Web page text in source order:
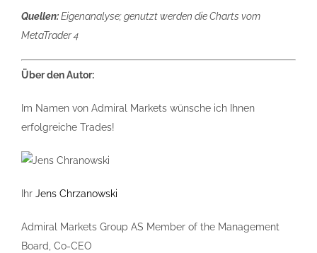
Quellen:Eigenanalyse; genutzt werden die Charts vom
MetaTrader 4
Über den Autor:
Im Namen von Admiral Markets wünsche ich Ihnen
erfolgreiche Trades!
Ihr Jens Chrzanowski
Admiral Markets Group AS Member of the Management
Board, Co-CEO